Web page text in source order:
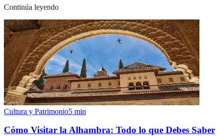
Continúa leyendo
Cultura y Patrimonio5 min
Cómo Visitar la Alhambra: Todo lo que Debes Saber